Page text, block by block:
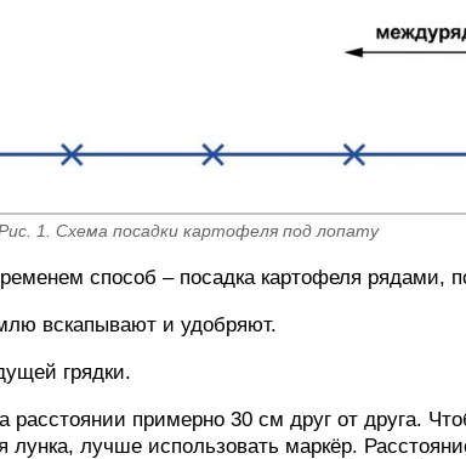
1. Схема посадки картофеля под лопату
способ – посадка картофеля рядами,
вскапывают и удобряют.
грядки.
расстоянии примерно 30 см друг от друга.
лучше использовать маркёр.